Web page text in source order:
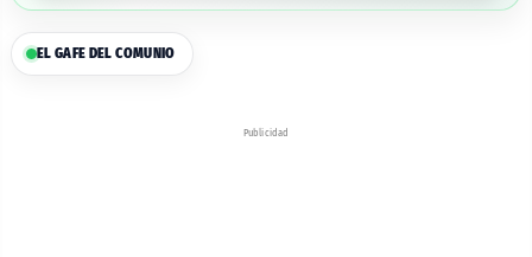
EL GAFE DEL COMUNIO
Publicidad